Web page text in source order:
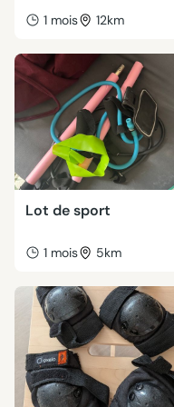
1 mois 12km
Lot de sport
1 mois 5km